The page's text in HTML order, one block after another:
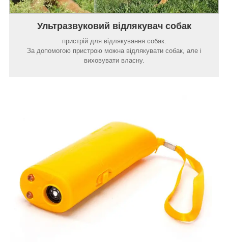
Ультразвуковий відлякувач собак
пристрій для відлякування собак.
За допомогою пристрою можна відлякувати собак, але і
виховувати власну.